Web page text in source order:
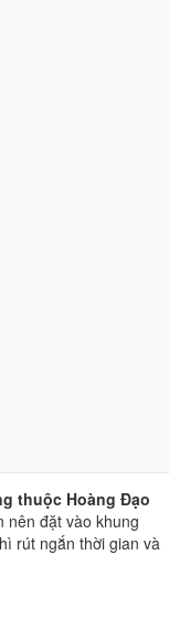
thổ hoặc nhận lễ
người mượn tuổi
thống, mang tính
quyết định chuyên
4/2025 là
Dậu (17h-19h)
Đạo ngày
thuộc Hoàng Đạo
nên đặt vào khung
rút ngắn thời gian và